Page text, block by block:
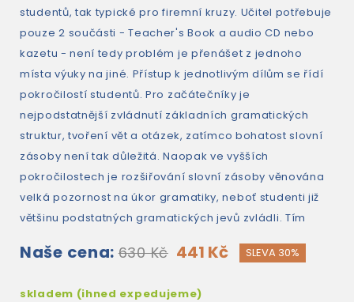
studentů, tak typické pro firemní kruzy. Učitel potřebuje
pouze 2 součásti - Teacher's Book a audio CD nebo
kazetu - není tedy problém je přenášet z jednoho
místa výuky na jiné. Přístup k jednotlivým dílům se řídí
pokročilostí studentů. Pro začátečníky je
nejpodstatnější zvládnutí základních gramatických
struktur, tvoření vět a otázek, zatímco bohatost slovní
zásoby není tak důležitá. Naopak ve vyšších
pokročilostech je rozšiřování slovní zásoby věnována
velká pozornost na úkor gramatiky, neboť studenti již
většinu podstatných gramatických jevů zvládli. Tím
Naše cena: 630 Kč 441 Kč SLEVA 30%
skladem (ihned expedujeme)